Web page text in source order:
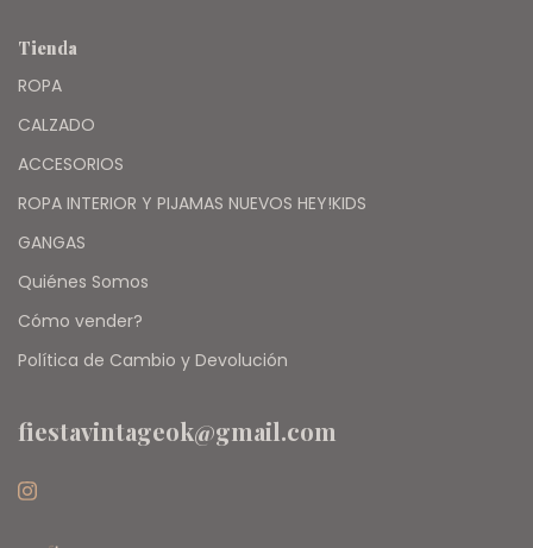
Tienda
ROPA
CALZADO
ACCESORIOS
ROPA INTERIOR Y PIJAMAS NUEVOS HEY!KIDS
GANGAS
Quiénes Somos
Cómo vender?
Política de Cambio y Devolución
fiestavintageok@gmail.com